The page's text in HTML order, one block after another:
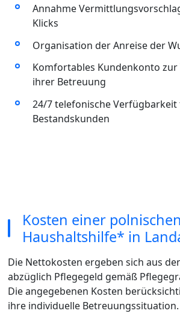
Annahme
Klicks
Organisation der Anreise der
Komfortables Kundenkonto
ihrer Betreuung
24/7 telefonische
Bestandskunden
Kosten einer polnischen
Haushaltshilfe* in
Die Nettokosten ergeben sich aus
abzüglich Pflegegeld gemäß
Die angegebenen Kosten
ihre individuelle Betreuungssituation.